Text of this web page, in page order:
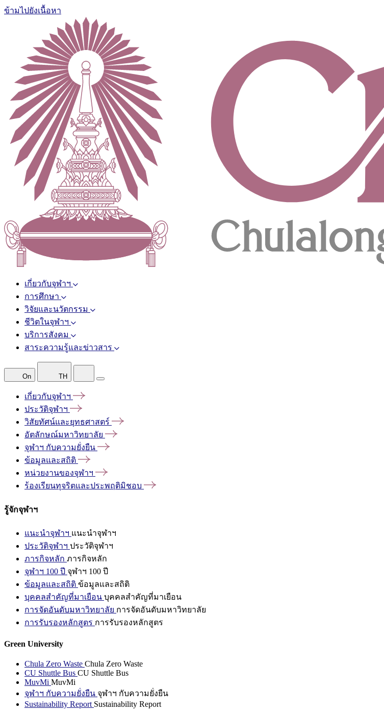
ข้ามไปยังเนื้อหา
เกี่ยวกับจุฬาฯ
การศึกษา
วิจัยและนวัตกรรม
ชีวิตในจุฬาฯ
บริการสังคม
สาระความรู้และข่าวสาร
On TH
เกี่ยวกับจุฬาฯ
ประวัติจุฬาฯ
วิสัยทัศน์และยุทธศาสตร์
อัตลักษณ์มหาวิทยาลัย
จุฬาฯ กับความยั่งยืน
ข้อมูลและสถิติ
หน่วยงานของจุฬาฯ
ร้องเรียนทุจริตและประพฤติมิชอบ
รู้จักจุฬาฯ
แนะนำจุฬาฯ แนะนำจุฬาฯ
ประวัติจุฬาฯ ประวัติจุฬาฯ
ภารกิจหลัก ภารกิจหลัก
จุฬาฯ 100 ปี จุฬาฯ 100 ปี
ข้อมูลและสถิติ ข้อมูลและสถิติ
บุคคลสำคัญที่มาเยือน บุคคลสำคัญที่มาเยือน
การจัดอันดับมหาวิทยาลัย การจัดอันดับมหาวิทยาลัย
การรับรองหลักสูตร การรับรองหลักสูตร
Green University
Chula Zero Waste Chula Zero Waste
CU Shuttle Bus CU Shuttle Bus
MuvMi MuvMi
จุฬาฯ กับความยั่งยืน จุฬาฯ กับความยั่งยืน
Sustainability Report Sustainability Report